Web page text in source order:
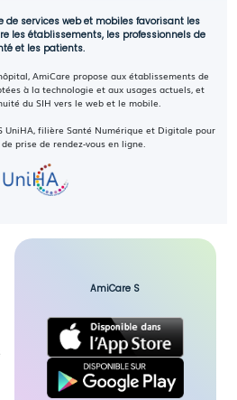
de services web et mobiles favorisant les
les établissements, les professionnels de
et les patients.
AmiCare propose aux établissements de
à la technologie et aux usages actuels, et
du SIH vers le web et le mobile.
UniHA, filière Santé Numérique et Digitale pour
prise de rendez-vous en ligne.
AmiCare S